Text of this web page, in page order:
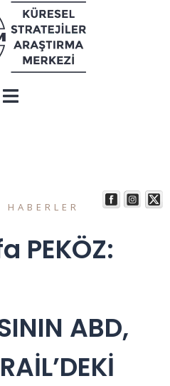
HABERLER
PEKÖZ:
ABD,